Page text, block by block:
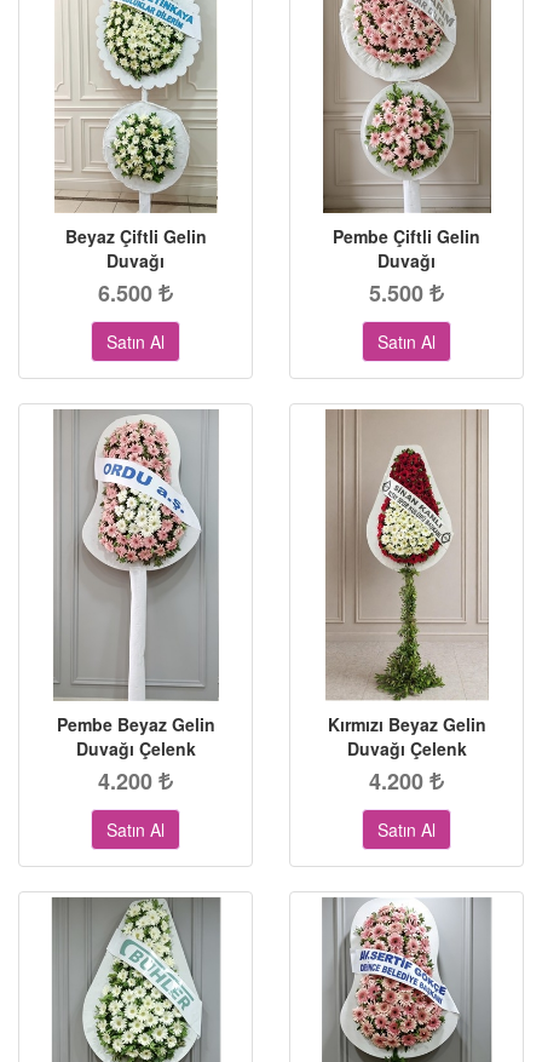
Beyaz Çiftli Gelin
Duvağı
6.500
Satın Al
Pembe Çiftli Gelin
Duvağı
5.500
Satın Al
Pembe Beyaz Gelin
Duvağı Çelenk
4.200
Satın Al
Kırmızı Beyaz Gelin
Duvağı Çelenk
4.200
Satın Al